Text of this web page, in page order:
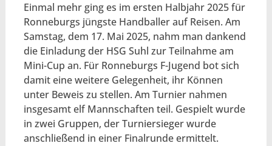
Einmal mehr ging es im ersten Halbjahr 2025 für
Ronneburgs jüngste Handballer auf Reisen. Am
Samstag, dem 17. Mai 2025, nahm man dankend
die Einladung der HSG Suhl zur Teilnahme am
Mini-Cup an. Für Ronneburgs F-Jugend bot sich
damit eine weitere Gelegenheit, ihr Können
unter Beweis zu stellen. Am Turnier nahmen
insgesamt elf Mannschaften teil. Gespielt wurde
in zwei Gruppen, der Turniersieger wurde
anschließend in einer Finalrunde ermittelt.